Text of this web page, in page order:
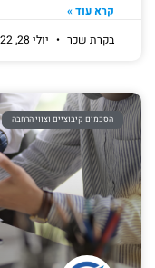
קרא עוד »
בקרת שכר
יולי 28, 2022
הסכמים קיבוציים וצווי הרחבה